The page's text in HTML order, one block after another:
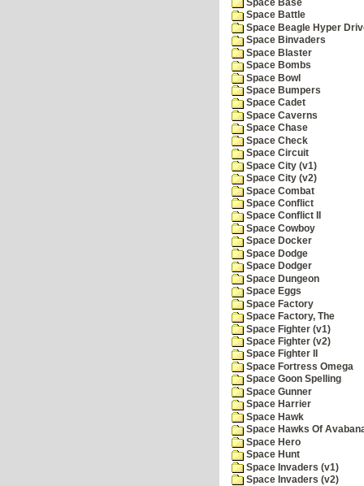
Space Base
Space Battle
Space Beagle Hyper
Space Binvaders
Space Blaster
Space Bombs
Space Bowl
Space Bumpers
Space Cadet
Space Caverns
Space Chase
Space Check
Space Circuit
Space City (v1)
Space City (v2)
Space Combat
Space Conflict
Space Conflict II
Space Cowboy
Space Docker
Space Dodge
Space Dodger
Space Dungeon
Space Eggs
Space Factory
Space Factory, The
Space Fighter (v1)
Space Fighter (v2)
Space Fighter II
Space Fortress Omega
Space Goon Spelling
Space Gunner
Space Harrier
Space Hawk
Space Hawks Of
Space Hero
Space Hunt
Space Invaders (v1)
Space Invaders (v2)